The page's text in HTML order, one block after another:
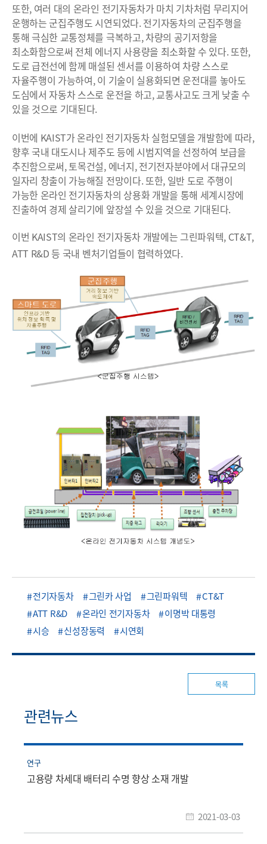
또한, 여러 대의 온라인 전기자동차가 마치 기차처럼 무리지어
운행하는 군집주행도 시연되었다. 전기자동차의 군집주행을
통해 극심한 교통정체를 극복하고, 차량의 공기저항을
최소화함으로써 전체 에너지 사용량을 최소화할 수 있다. 또한,
도로 급전선에 함께 매설된 센서를 이용하여 차량 스스로
자율주행이 가능하여, 이 기술이 실용화되면 운전대를 놓아도
도심에서 자동차 스스로 운전을 하고, 교통사고도 크게 낮출 수
있을 것으로 기대된다.
이번에 KAIST가 온라인 전기자동차 실험모델을 개발함에 따라,
향후 국내 대도시나 제주도 등에 시범지역을 선정하여 보급을
추진함으로써, 토목건설, 에너지, 전기전자분야에서 대규모의
일자리 창출이 가능해질 전망이다. 또한, 일반 도로 주행이
가능한 온라인 전기자동차의 상용화 개발을 통해 세계시장에
진출하여 경제 살리기에 앞장설 수 있을 것으로 기대된다.
이번 KAIST의 온라인 전기자동차 개발에는 그린파워텍, CT&T,
ATT R&D 등 국내 벤처기업들이 협력하였다.
전기자동차 그린카 사업 그린파워텍
CT&T
ATT R&D
온라인 전기자동차
이명박 대통령
시승
신성장동력 시연회
목록
관련뉴스
연구
고용량 차세대 배터리 수명 향상 소재 개발
2021-03-03